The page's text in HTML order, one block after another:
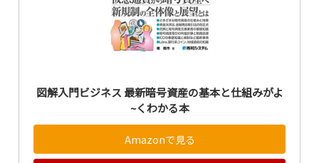
図解入門ビジネス 最新暗号資産の基本と仕組みがよ
~くわかる本
Amazonで見る